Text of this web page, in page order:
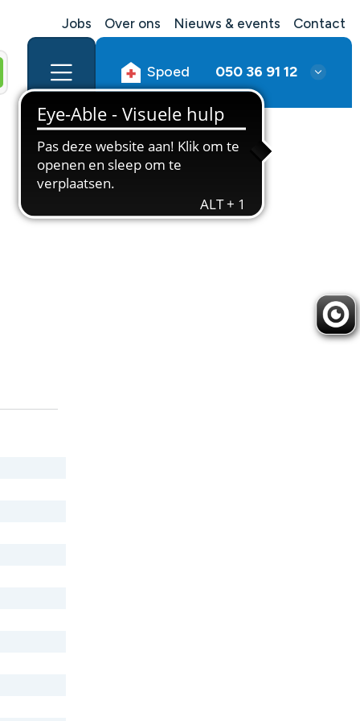
Jobs Over ons Nieuws & events Contact
Spoed 050 36 91 12